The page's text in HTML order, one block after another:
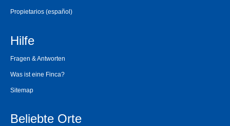
Propietarios (español)
Hilfe
Fragen & Antworten
Was ist eine Finca?
Sitemap
Beliebte Orte